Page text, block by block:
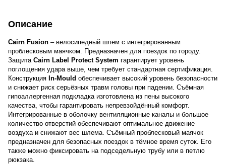
Описание
Cairn Fusion – велосипедный шлем с интегрированным
проблесковым маячком. Предназначен для поездок по городу.
Защита Cairn Label Protect System гарантирует уровень
поглощения удара выше, чем требует стандартная сертификация.
Конструкция In-Mould обеспечивает высокий уровень безопасности
и снижает риск серьёзных травм головы при падении. Съёмная
гипоаллергенная подкладка изготовлена из пены высокого
качества, чтобы гарантировать непревзойдённый комфорт.
Интегрированные в оболочку вентиляционные каналы и большое
количество отверстий обеспечивают оптимальное движение
воздуха и снижают вес шлема. Съёмный проблесковый маячок
предназначен для безопасных поездок в тёмное время суток. Его
также можно фиксировать на подседельную трубу или в петлю
рюкзака.